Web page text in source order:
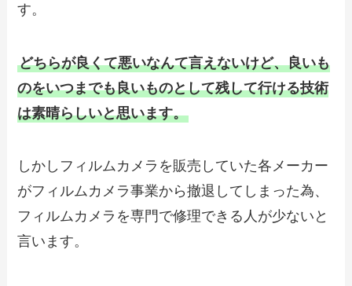
す。
どちらが良くて悪いなんて言えないけど、良いも
のをいつまでも良いものとして残して行ける技術
は素晴らしいと思います。
しかしフィルムカメラを販売していた各メーカー
がフィルムカメラ事業から撤退してしまった為、
フィルムカメラを専門で修理できる人が少ないと
言います。